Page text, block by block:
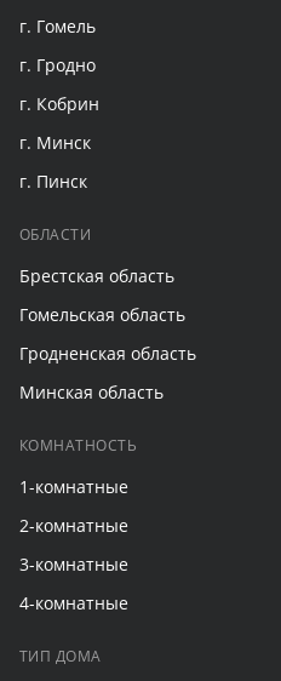
г. Гомель
г. Гродно
г. Кобрин
г. Минск
г. Пинск
ОБЛАСТИ
Брестская область
Гомельская область
Гродненская область
Минская область
КОМНАТНОСТЬ
1-комнатные
2-комнатные
3-комнатные
4-комнатные
ТИП ДОМА